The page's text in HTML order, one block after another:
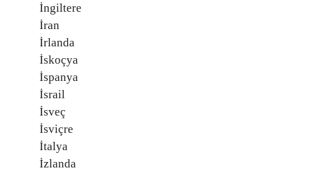
İngiltere
İran
İrlanda
İskoçya
İspanya
İsrail
İsveç
İsviçre
İtalya
İzlanda